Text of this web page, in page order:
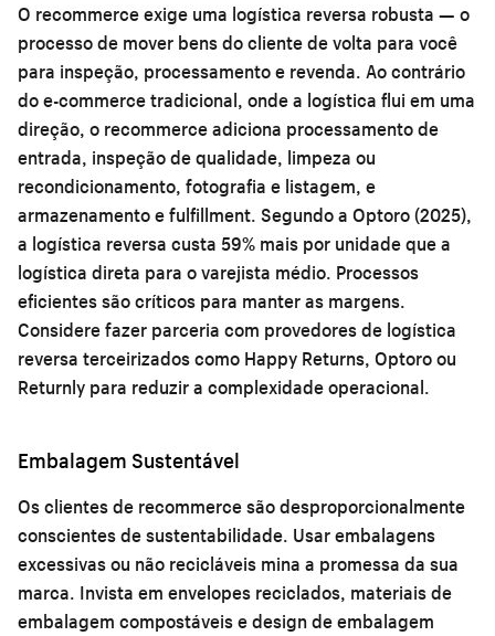
O recommerce exige uma logística reversa robusta — o
processo de mover bens do cliente de volta para você
para inspeção, processamento e revenda. Ao contrário
do e-commerce tradicional, onde a logística flui em uma
direção, o recommerce adiciona processamento de
entrada, inspeção de qualidade, limpeza ou
recondicionamento, fotografia e listagem, e
armazenamento e fulfillment. Segundo a Optoro (2025),
a logística reversa custa 59% mais por unidade que a
logística direta para o varejista médio. Processos
eficientes são críticos para manter as margens.
Considere fazer parceria com provedores de logística
reversa terceirizados como Happy Returns, Optoro ou
Returnly para reduzir a complexidade operacional.
Embalagem Sustentável
Os clientes de recommerce são desproporcionalmente
conscientes de sustentabilidade. Usar embalagens
excessivas ou não recicláveis mina a promessa da sua
marca. Invista em envelopes reciclados, materiais de
embalagem compostáveis e design de embalagem